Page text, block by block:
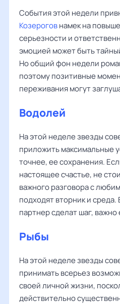
События этой недели
Козероговнамек на
серьезности и
эмоцией может быть
Но общий фон недели
поэтому позитивные
переживания могут
Водолей
На этой неделе звезды
приложить максимальные
точнее, ее сохранения.
настоящее счастье, не
важного разговора с
подходят вторник и
партнер сделат шаг,
Рыбы
На этой неделе звезды
принимать всерьез
своей личной жизни,
действительно